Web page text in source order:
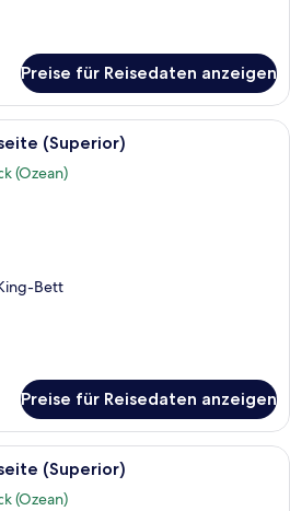
Preise für Reisedaten anzeigen
Ein Hotelzimmer mit einem großen
(Superior)
(Ozean)
Bett
Preise für Reisedaten anzeigen
Ein Hotelzimmer mit einem großen
(Superior)
(Ozean)